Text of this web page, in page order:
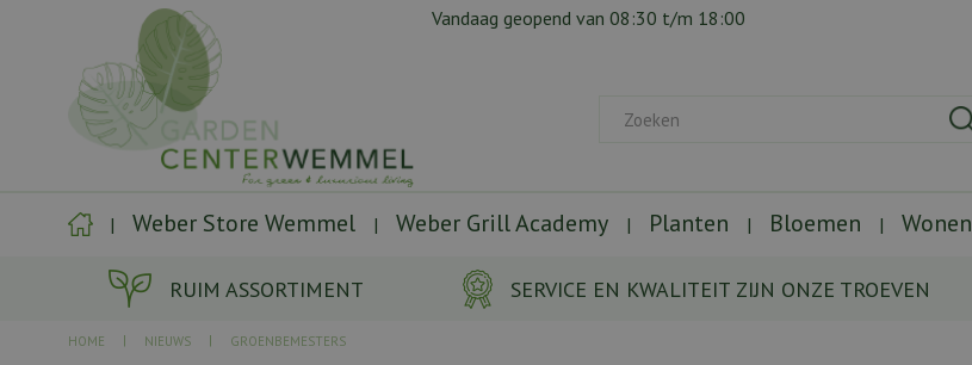
RUIM ASSORTIMENT SERVICE EN KWALITEIT ZIJN ONZE TROEVEN
HOME NIEUWS GROENBEMESTERS
Vandaag geopend van 08:30 t/m 18:00
Weber Store Wemmel Weber Grill Academy Planten Bloemen Wonen